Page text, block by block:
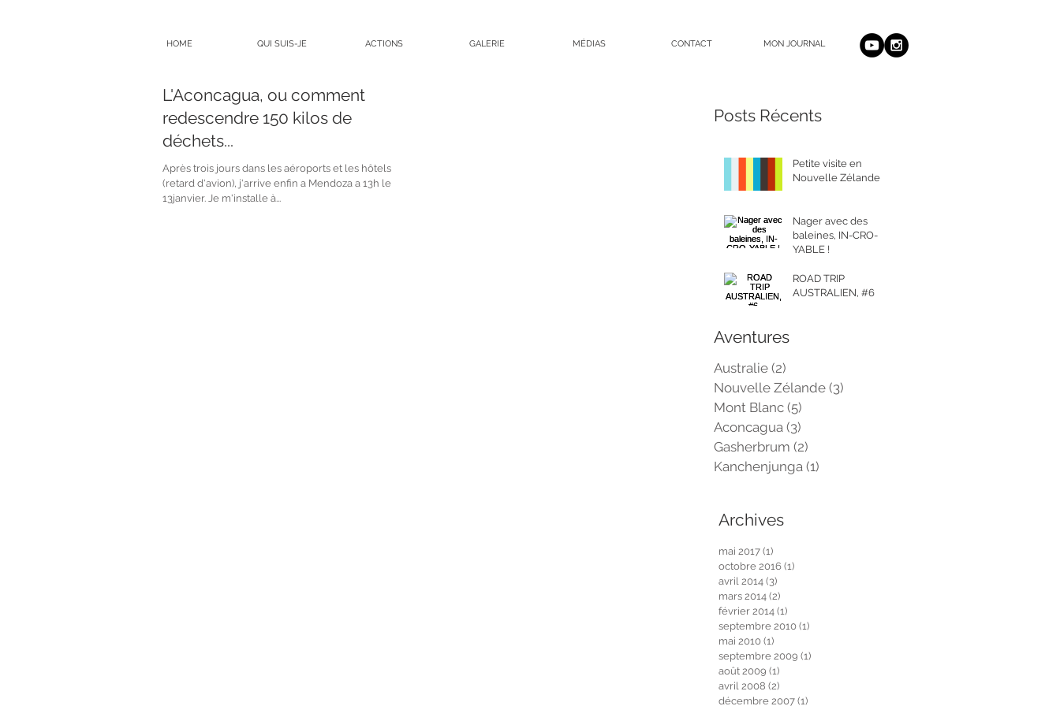
HOME QUI SUIS-JE ACTIONS GALERIE MÉDIAS CONTACT MON JOURNAL
L'Aconcagua, ou comment
redescendre 150 kilos de
déchets...
Après trois jours dans les aéroports et les hôtels
(retard d'avion), j'arrive enfin a Mendoza a 13h le
13janvier. Je m'installe à...
Posts Récents
Petite visite en
Nouvelle Zélande
Nager avec des
baleines, IN-CRO-
YABLE !
ROAD TRIP
AUSTRALIEN, #6
Aventures
Australie (2)
Nouvelle Zélande (3)
Mont Blanc (5)
Aconcagua (3)
Gasherbrum (2)
Kanchenjunga (1)
Archives
mai 2017 (1)
octobre 2016 (1)
avril 2014 (3)
mars 2014 (2)
février 2014 (1)
septembre 2010 (1)
mai 2010 (1)
septembre 2009 (1)
août 2009 (1)
avril 2008 (2)
décembre 2007 (1)